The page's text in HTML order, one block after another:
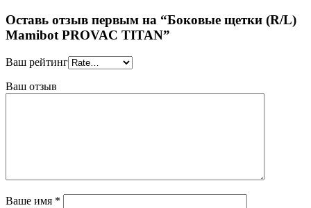
Оставь отзыв первым на “Боковые щетки (R/L)
Mamibot PROVAC TITAN”
Ваш рейтинг
Ваш отзыв
Ваше имя *